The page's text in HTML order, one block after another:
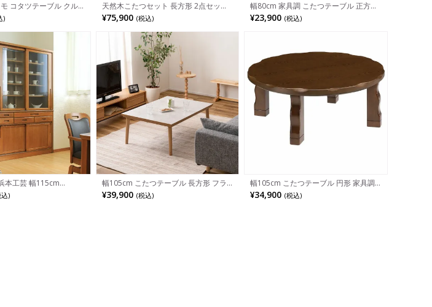
コタツテーブル クル
ター 楕円形 温度調節
具調 天然木 国産オニグ
つ コタツ 炬燵 テーブ
ブル
)
天然木こたつセット 長方形 2点セット
(こたつテーブル＋こたつ布団) こたつ
布団セット ウォルナット ローテーブル
ン 撥水加工 アウトドア
¥75,900 (税込)
幅80cm 家具調 こたつテーブル 正方形
ハロゲンヒーター 高さ調節可能 木目調
コンパクト ローテーブル リビングこた
¥23,900 (税込)
本工芸 幅115cm
日本製 木製 天然木 ナ
ライドテーブル付き 引
)
幅105cm こたつテーブル 長方形 フラ
ットヒーター 大理石調 継ぎ脚付き 高さ
調節可能 ローテーブル リビングこたつ
¥39,900 (税込)
幅105cm こたつテーブル 円形 家具調
こたつ ハロゲンヒーター 継ぎ脚 リビン
グこたつ おしゃれ 天然木
¥34,900 (税込)